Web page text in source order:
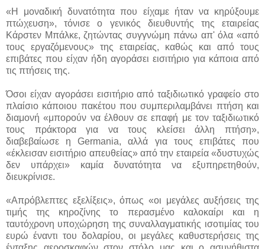
«Η μοναδική δυνατότητα που είχαμε ήταν να κηρύξουμε
πτώχευση», τόνισε ο γενικός διευθυντής της εταιρείας
Κάρστεν Μπάλκε, ζητώντας συγγνώμη πάνω απ' όλα «από
τους εργαζόμενους» της εταιρείας, καθώς και από τους
επιβάτες που είχαν ήδη αγοράσει εισιτήριο για κάποια από
τις πτήσεις της.
Όσοι είχαν αγοράσει εισιτήριο από ταξιδιωτικό γραφείο στο
πλαίσιο κάποιου πακέτου που συμπεριλαμβάνει πτήση και
διαμονή «μπορούν να έλθουν σε επαφή με τον ταξιδιωτικό
τους πράκτορα για να τους κλείσει άλλη πτήση»,
διαβεβαίωσε η Germania, αλλά για τους επιβάτες που
«έκλεισαν εισιτήριο απευθείας» από την εταιρεία «δυστυχώς
δεν υπάρχει» καμία δυνατότητα να εξυπηρετηθούν,
διευκρίνισε.
«Απρόβλεπτες εξελίξεις», όπως «οι μεγάλες αυξήσεις της
τιμής της κηροζίνης το περασμένο καλοκαίρι και η
ταυτόχρονη υποχώρηση της συναλλαγματικής ισοτιμίας του
ευρώ έναντι του δολαρίου, οι μεγάλες καθυστερήσεις της